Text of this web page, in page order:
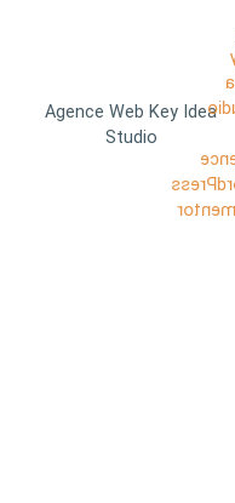
Agence Web Key Idea
Studio